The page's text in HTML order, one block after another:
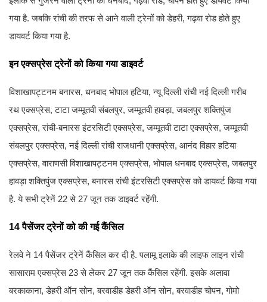
गया है. जबकि रांची की तरफ से आने वाली ट्रेनों को डेहरी, गढ़वा रोड होते हुए
डायवर्ट किया गया है.
इन एक्सप्रेस ट्रेनों को किया गया डाइवर्ट
विशाखापट्टनम बनारस, धनबाद भोपाल हटिया, न्यू दिल्ली रांची नई दिल्ली गरीब
रथ एक्सप्रेस, टाटा जम्मूतवी संबलपुर, जम्मूतवी हावड़ा, जबलपुर शक्तिपुंज
एक्सप्रेस, रांची-बनारस इंटरसिटी एक्सप्रेस, जम्मूतवी टाटा एक्सप्रेस, जम्मूतवी
संबलपुर एक्सप्रेस, नई दिल्ली रांची राजधानी एक्सप्रेस, आनंद विहार हटिया
एक्सप्रेस, वाराणसी विशाखापट्टनम एक्सप्रेस, भोपाल धनबाद एक्सप्रेस, जबलपुर
हावड़ा शक्तिपुंज एक्सप्रेस, बनारस रांची इंटरसिटी एक्सप्रेस को डायवर्ट किया गया
है. ये सभी ट्रेनें 22 से 27 जून तक डाइवर्ट रहेंगी.
14 पैसेंजर ट्रेनों को की गई कैंसिल
रेलवे ने 14 पैसेंजर ट्रेनें कैंसिल कर दी है. पलामू इलाके की लाइफ लाइन रांची
सासाराम एक्सप्रेस 23 से लेकर 27 जून तक कैंसिल रहेंगी. इसके अलावा
बरकाकाना, डेहरी ऑन सोन, बरवाडीह डेहरी ऑन सोन, बरवाडीह चोपन, गोमो